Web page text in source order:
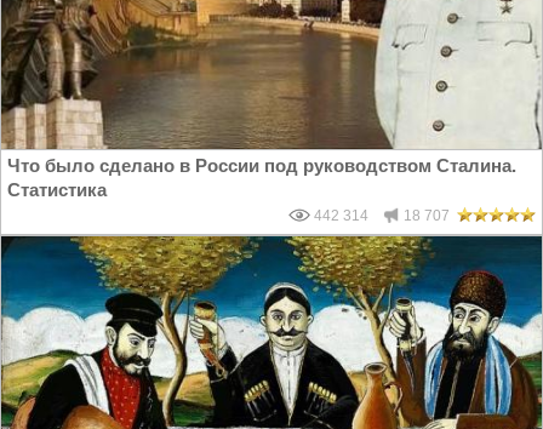
Что было сделано в России под руководством Сталина.
Статистика
442 314 18 707